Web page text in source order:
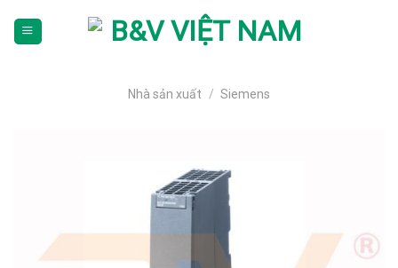
Nhà sản xuất / Siemens